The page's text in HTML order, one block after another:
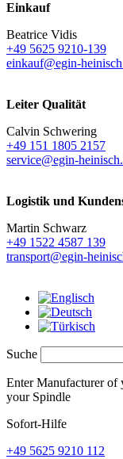
Einkauf
Beatrice Vidis
+49 5625 9210-139
einkauf@egin-
Leiter Qualität
Calvin Schwering
+49 151 1805 2157
service@egin-
Logistik und
Martin Schwarz
+49 1522 4587 139
transport@egin-
Suche
Enter Manufacturer of
your Spindle
Sofort-Hilfe
+49 5625 9210 112